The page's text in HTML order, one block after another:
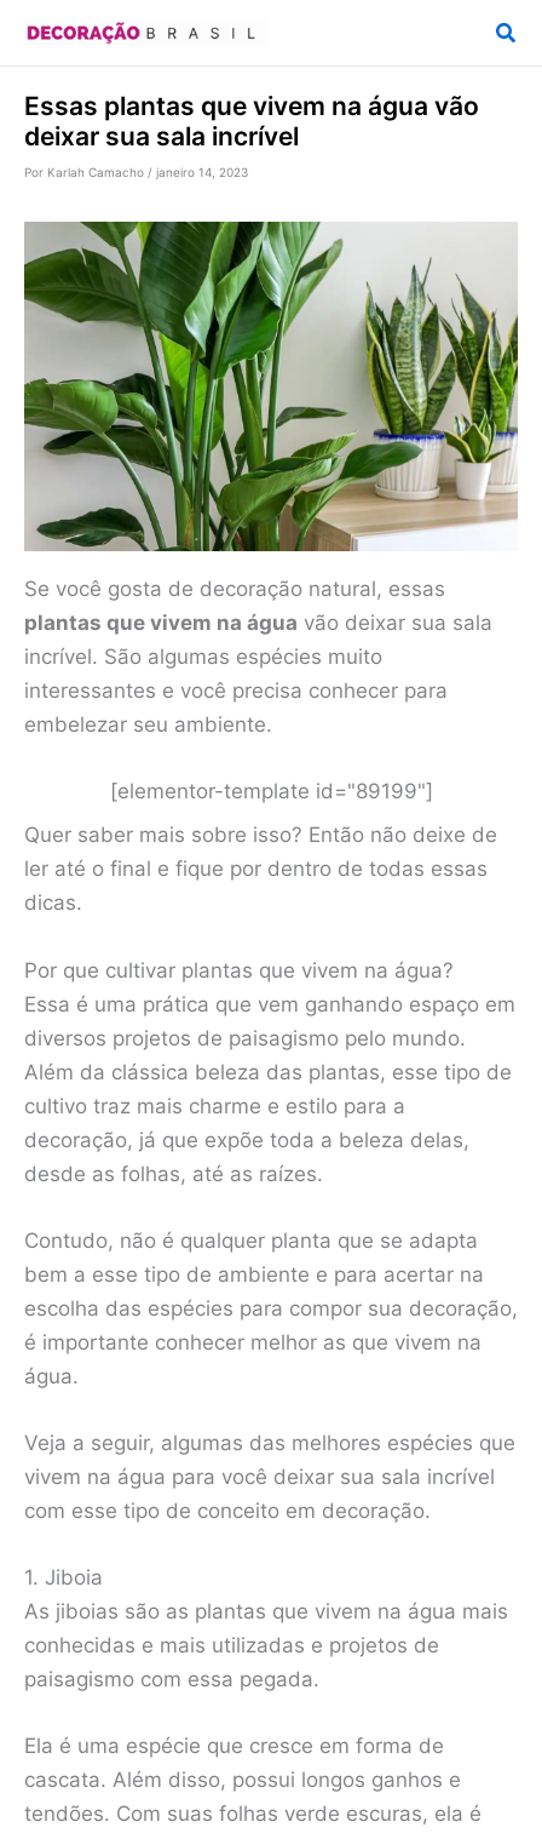
conteúdo
Essas plantas que vivem na água vão
deixar sua sala incrível
Por Karlah Camacho / janeiro 14, 2023
Se você gosta de decoração natural, essas
plantas que vivem na água vão deixar sua sala
incrível. São algumas espécies muito
interessantes e você precisa conhecer para
embelezar seu ambiente.
[elementor-template id="89199"]
Quer saber mais sobre isso? Então não deixe de
ler até o final e fique por dentro de todas essas
dicas.
Por que cultivar plantas que vivem na água?
Essa é uma prática que vem ganhando espaço em
diversos projetos de paisagismo pelo mundo.
Além da clássica beleza das plantas, esse tipo de
cultivo traz mais charme e estilo para a
decoração, já que expõe toda a beleza delas,
desde as folhas, até as raízes.
Contudo, não é qualquer planta que se adapta
bem a esse tipo de ambiente e para acertar na
escolha das espécies para compor sua decoração,
é importante conhecer melhor as que vivem na
água.
Veja a seguir, algumas das melhores espécies que
vivem na água para você deixar sua sala incrível
com esse tipo de conceito em decoração.
1. Jiboia
As jiboias são as plantas que vivem na água mais
conhecidas e mais utilizadas e projetos de
paisagismo com essa pegada.
Ela é uma espécie que cresce em forma de
cascata. Além disso, possui longos ganhos e
tendões. Com suas folhas verde escuras, ela é